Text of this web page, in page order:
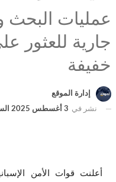
عمليات البحث
جارية للعثور
خفيفة
إدارة الموقع
نشر في 3 أغسطس 2025 الساعة 17 و 20 دقيقة
أعلنت قوات الأمن